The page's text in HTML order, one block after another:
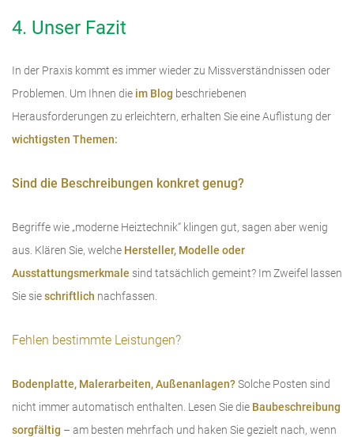
4. Unser Fazit
In der Praxis kommt es immer wieder zu Missverständnissen oder
Problemen. Um Ihnen die im Blog beschriebenen
Herausforderungen zu erleichtern, erhalten Sie eine Auflistung der
wichtigsten Themen:
Sind die Beschreibungen konkret genug?
Begriffe wie „moderne Heiztechnik“ klingen gut, sagen aber wenig
aus. Klären Sie, welche Hersteller, Modelle oder
Ausstattungsmerkmale sind tatsächlich gemeint? Im Zweifel lassen
Sie sieschriftlich nachfassen.
Fehlen bestimmte Leistungen?
Bodenplatte, Malerarbeiten, Außenanlagen?Solche Posten sind
nicht immer automatisch enthalten. Lesen Sie die Baubeschreibung
sorgfältig – am besten mehrfach und haken Sie gezielt nach, wenn